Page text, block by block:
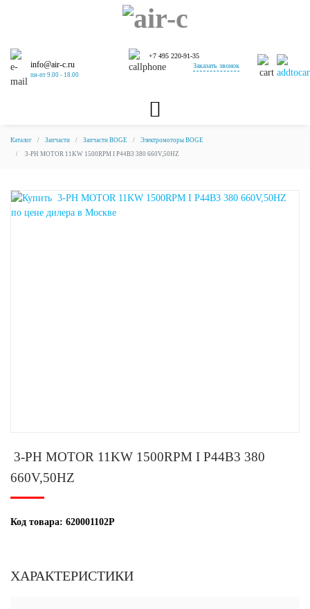
info@air-c.ru
пн-пт 9.00 - 18.00
+7 495 220-91-35
Заказать звонок
Каталог Запчасти Запчасти BOGE
Электромоторы BOGE
3-PH MOTOR 11KW 1500RPM I P44B3 380 660V,50HZ
3-PH MOTOR 11KW 1500RPM I P44B3 380
660V,50HZ
Код товара: 620001102P
ХАРАКТЕРИСТИКИ